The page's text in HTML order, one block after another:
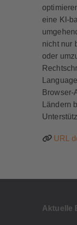
eine KI-
nicht nur
oder
Browser-
Ländern
URL
Aktuelle